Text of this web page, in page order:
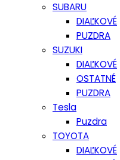
SUBARU
DIAĽKOVÉ
PUZDRA
SUZUKI
DIAĽKOVÉ
OSTATNÉ
PUZDRA
Tesla
Puzdra
TOYOTA
DIAĽKOVÉ